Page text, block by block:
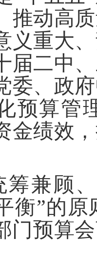
推动高
义重大
届二中
委、政
预算管
金绩效
筹兼顾
衡”的原
门预算